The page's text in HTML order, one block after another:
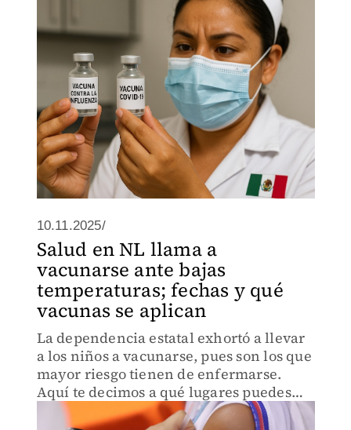
10.11.2025/
Salud en NL llama a
vacunarse ante bajas
temperaturas; fechas y qué
vacunas se aplican
La dependencia estatal exhortó a llevar
a los niños a vacunarse, pues son los que
mayor riesgo tienen de enfermarse.
Aquí te decimos a qué lugares puedes
asistir para inmunizarlos.